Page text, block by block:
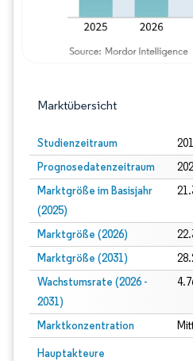
Marktübersicht
Studienzeitraum
Prognosedatenzeitraum
Marktgröße im Basisjahr
(2025)
Marktgröße (2026)
Marktgröße (2031)
Wachstumsrate (2026 -
2031)
Marktkonzentration
Hauptakteure
Bild © Mordor Intelligence.